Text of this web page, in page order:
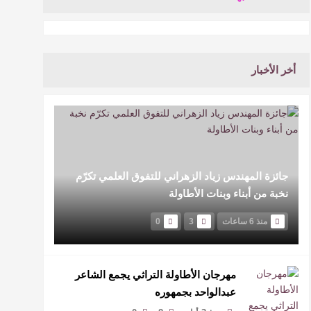
أخر الأخبار
جائزة المهندس زياد الزهراني للتفوق العلمي تكرّم
نخبة من أبناء وبنات الأطاولة
منذ 6 ساعات 3
0
مهرجان الأطاولة التراثي يجمع الشاعر
عبدالواحد بجمهوره